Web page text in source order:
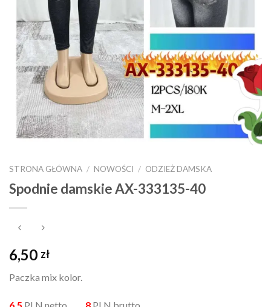
STRONA GŁÓWNA / NOWOŚCI / ODZIEŻ DAMSKA
Spodnie damskie AX-333135-40
6,50 zł
Paczka mix kolor.
6.5 PLN netto 8 PLN brutto